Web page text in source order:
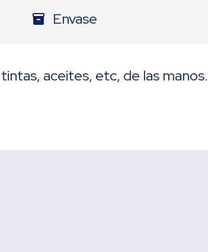
inventory Envase
aceites, etc, de las manos.